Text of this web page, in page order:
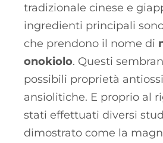
tradizionale cinese e
ingredienti principali
che prendono il nome di
onokiolo. Questi
possibili proprietà
ansiolitiche. E proprio al
stati effettuati diversi
dimostrato come la